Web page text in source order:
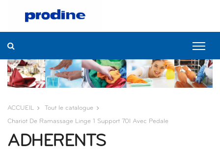
ACCUEIL Tout le catalogue
Chariot De Ramassage Linge 1 Support 70l Avec Pedale
ADHERENTS